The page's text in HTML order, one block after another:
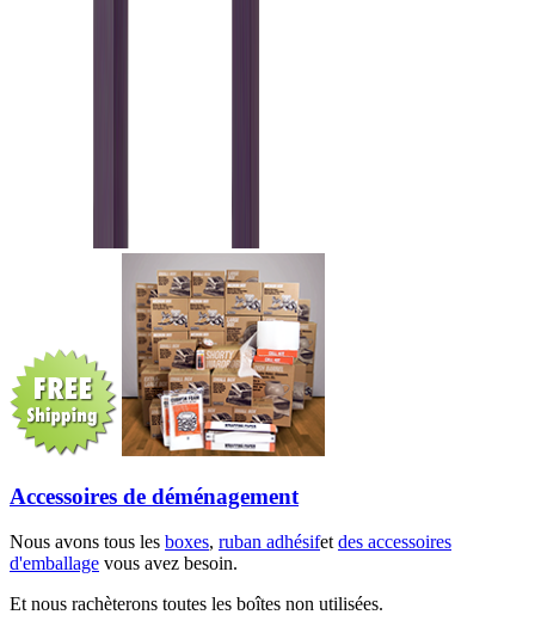
Accessoires de déménagement
Nous avons tous les boxes, ruban adhésifetdes accessoires
d'emballage vous avez besoin.
Et nous rachèterons toutes les boîtes non utilisées.